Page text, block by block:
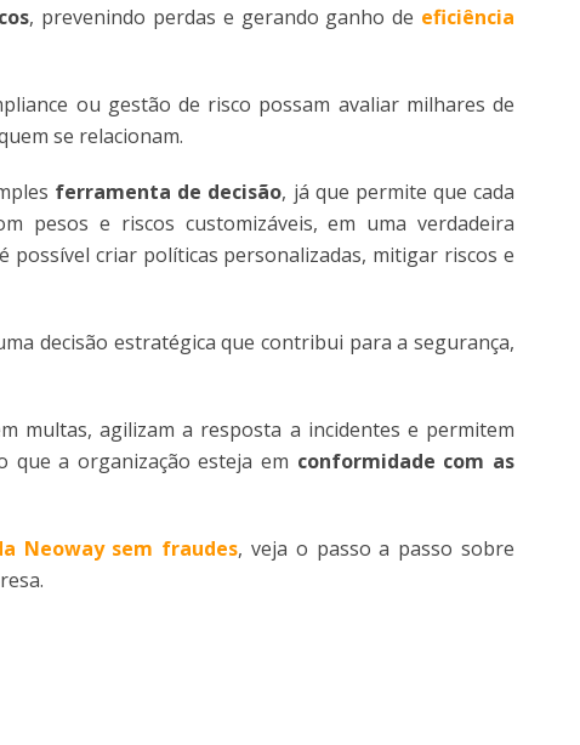
, prevenindo perdas e gerando ganho de eficiência
ou gestão de risco possam avaliar milhares de
se relacionam.
ferramenta de decisão, já que permite que cada
pesos e riscos customizáveis, em uma verdadeira
possível criar políticas personalizadas, mitigar riscos e
decisão estratégica que contribui para a segurança,
multas, agilizam a resposta a incidentes e permitem
que a organização esteja em conformidade com as
Neoway sem fraudes, veja o passo a passo sobre